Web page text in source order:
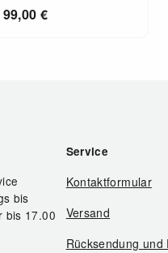
99,00 €
bis
bis 17.00
Service
Kontaktformular
Versand
Rücksendung und